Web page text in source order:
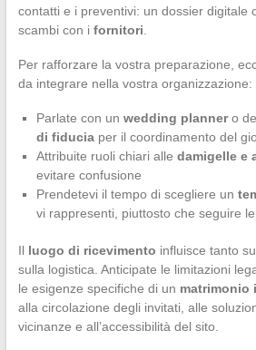
contatti e i preventivi: un dossier digitale
scambi con i fornitori
Per rafforzare la vostra preparazione,
da integrare nella vostra organizzazione:
Parlate con un wedding plannero
di fiduciaper il coordinamento del
Attribuite ruoli chiari alle damigelle e
evitare confusione
Prendetevi il tempo di scegliere un
vi rappresenti, piuttosto che seguire
Il luogo di ricevimento influisce tanto
sulla logistica. Anticipate le limitazioni
le esigenze specifiche di un matrimonio
alla circolazione degli invitati, alle
vicinanze e all’accessibilità del sito.